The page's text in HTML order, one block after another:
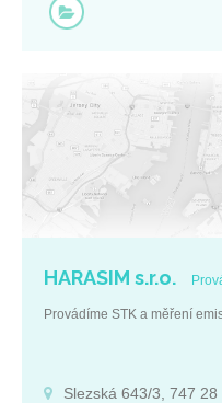
HARASIM s.r.o.
Provádíme STK a měření
Slezská 643/3, 747 28